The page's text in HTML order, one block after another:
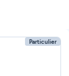
Particulier